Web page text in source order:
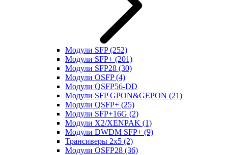
Модули SFP(252)
Модули SFP+ (201)
Модули SFP28 (30)
Модули OSFP(4)
Модули QSFP56-DD
Модули SFP GPON&GEPON (21)
Модули QSFP+ (25)
Модули SFP+16G (2)
Модули X2/XENPAK (1)
Модули DWDM SFP+ (9)
Трансиверы 2x5 (2)
Модули QSFP28 (36)